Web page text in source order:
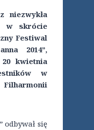
niezwykła
w skrócie
Festiwal
2014”,
kwietnia
w
odbywał się